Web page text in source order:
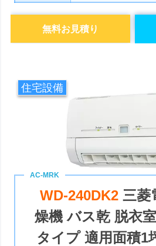
無料お見積り
住宅設備
WD-240DK2三菱
燥機 バス乾 脱衣
タイプ 適用面積1